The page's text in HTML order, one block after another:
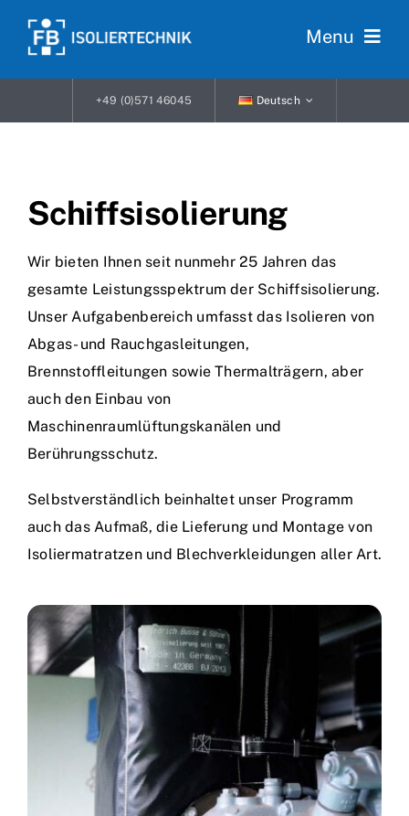
Menu
Startseite
Bühnenvermietung
Karriere
Kontakt
+49 (0)571 46045 Deutsch
Schiffsisolierung
Wir bieten Ihnen seit nunmehr 25 Jahren das
gesamte Leistungsspektrum der Schiffsisolierung.
Unser Aufgabenbereich umfasst das Isolieren von
Abgas- und Rauchgasleitungen,
Brennstoffleitungen sowie Thermalträgern, aber
auch den Einbau von
Maschinenraumlüftungskanälen und
Berührungsschutz.
Selbstverständlich beinhaltet unser Programm
auch das Aufmaß, die Lieferung und Montage von
Isoliermatratzen und Blechverkleidungen aller Art.